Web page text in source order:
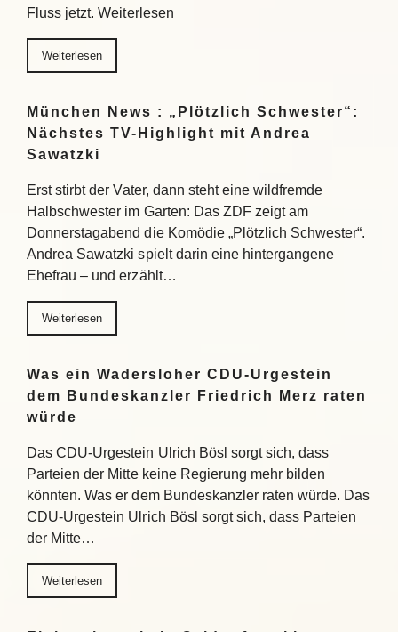
Fluss jetzt. Weiterlesen
Weiterlesen
München News : „Plötzlich Schwester“:
Nächstes TV-Highlight mit Andrea
Sawatzki
Erst stirbt der Vater, dann steht eine wildfremde
Halbschwester im Garten: Das ZDF zeigt am
Donnerstagabend die Komödie „Plötzlich Schwester“.
Andrea Sawatzki spielt darin eine hintergangene
Ehefrau – und erzählt…
Weiterlesen
Was ein Wadersloher CDU-Urgestein
dem Bundeskanzler Friedrich Merz raten
würde
Das CDU-Urgestein Ulrich Bösl sorgt sich, dass
Parteien der Mitte keine Regierung mehr bilden
könnten. Was er dem Bundeskanzler raten würde. Das
CDU-Urgestein Ulrich Bösl sorgt sich, dass Parteien
der Mitte…
Weiterlesen